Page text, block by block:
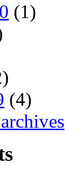
(1)
(4)